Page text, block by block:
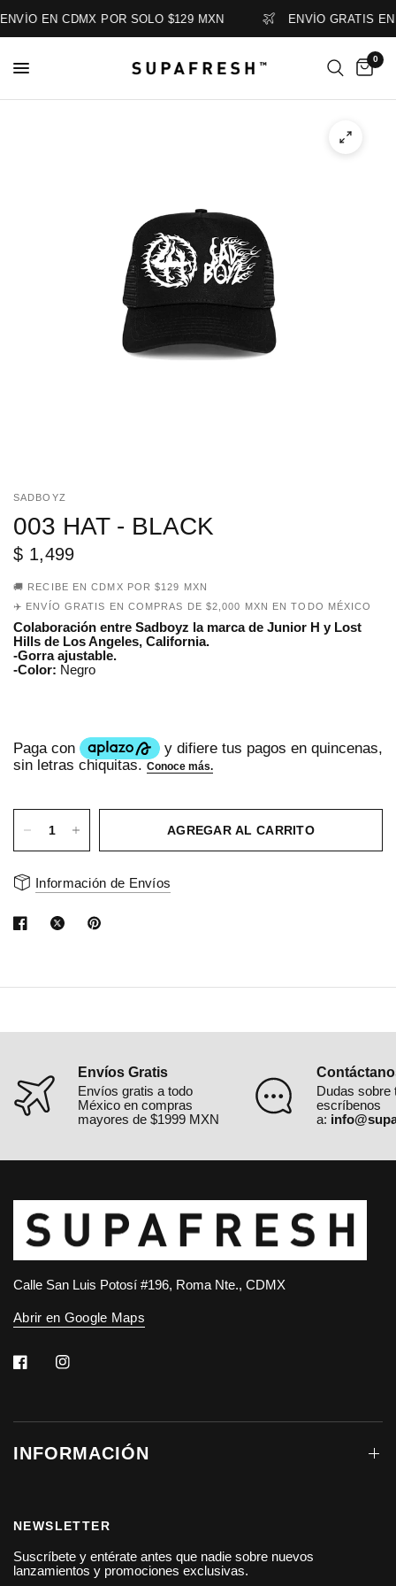
EN CDMX POR SOLO $129 MXN ENVÍO GRATIS
0
SADBOYZ
003 HAT - BLACK
$ 1,499
🚚 RECIBE EN CDMX POR $129 MXN
✈️ ENVÍO GRATIS EN COMPRAS DE $2,000 MXN EN TODO MÉXICO
Colaboración entre Sadboyz la marca de Junior H y Lost
Hills de Los Angeles, California.
-Gorra ajustable.
-Color: Negro
AGREGAR AL CARRITO
Información de Envíos
Envíos Gratis
Envíos gratis a todo
México en compras
mayores de $1999 MXN
Dudas sobre
escríbenos
a:
Calle San Luis Potosí #196, Roma Nte., CDMX
Abrir en Google Maps
INFORMACIÓN
NEWSLETTER
Suscríbete y entérate antes que nadie sobre nuevos
lanzamientos y promociones exclusivas.